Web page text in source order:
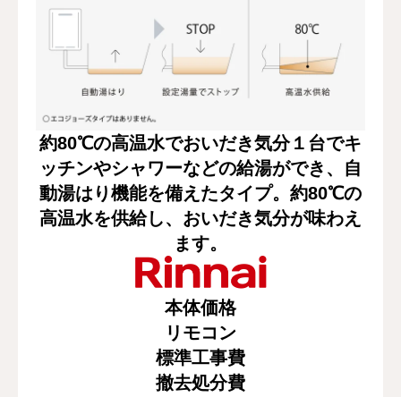
約80℃の高温水でおいだき気分１台でキ
ッチンやシャワーなどの給湯ができ、自
動湯はり機能を備えたタイプ。約80℃の
高温水を供給し、おいだき気分が味わえ
ます。
本体価格
リモコン
標準工事費
撤去処分費